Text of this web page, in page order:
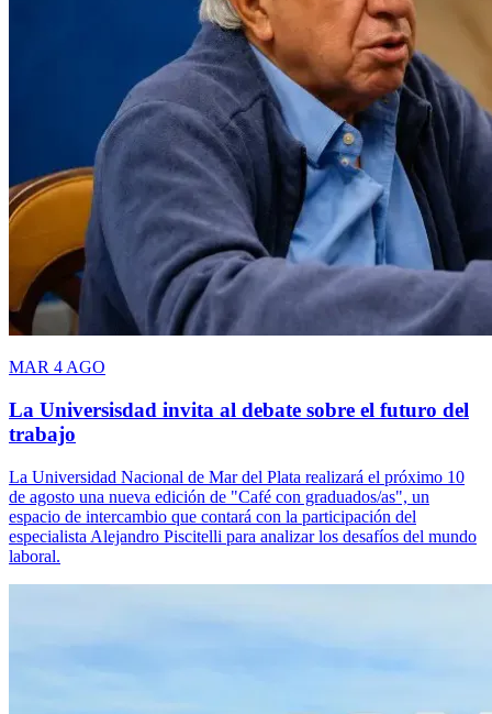
MAR 4 AGO
La Universisdad invita al debate sobre el futuro del
trabajo
La Universidad Nacional de Mar del Plata realizará el próximo 10
de agosto una nueva edición de "Café con graduados/as", un
espacio de intercambio que contará con la participación del
especialista Alejandro Piscitelli para analizar los desafíos del mundo
laboral.